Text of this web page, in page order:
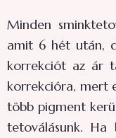
Minden
amit 6 hét után,
korrekciót az ár
korrekcióra, mert
több pigment
tetoválásunk. Ha